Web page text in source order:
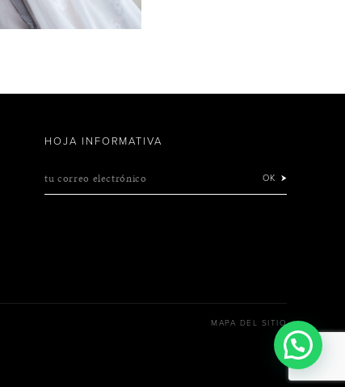
HOJA INFORMATIVA
tu correo electrónico OK
MAPA DEL SITIO